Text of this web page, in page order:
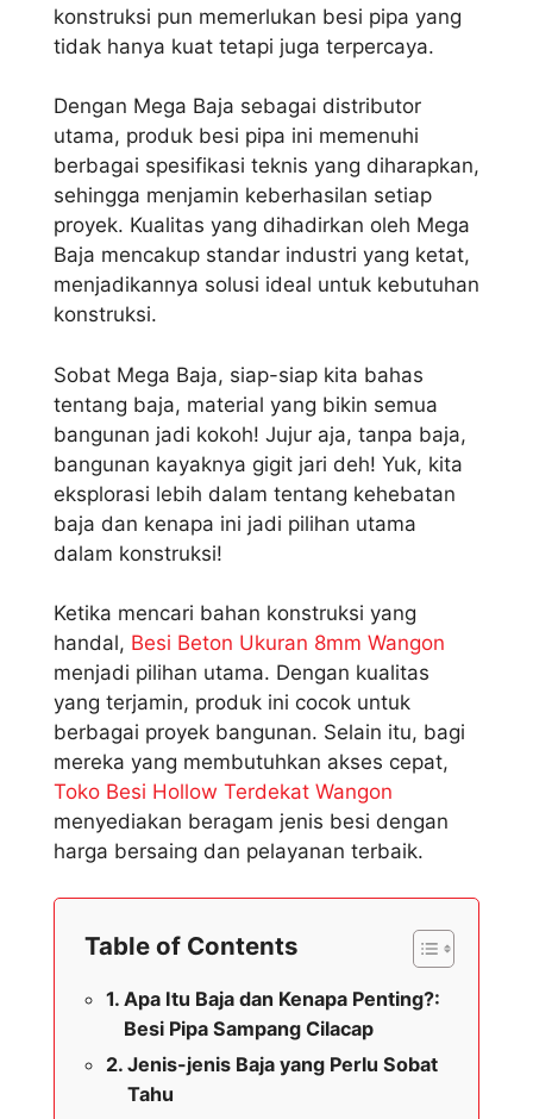
konstruksi pun memerlukan besi pipa yang
tidak hanya kuat tetapi juga terpercaya.
Dengan Mega Baja sebagai distributor
utama, produk besi pipa ini memenuhi
berbagai spesifikasi teknis yang diharapkan,
sehingga menjamin keberhasilan setiap
proyek. Kualitas yang dihadirkan oleh Mega
Baja mencakup standar industri yang ketat,
menjadikannya solusi ideal untuk kebutuhan
konstruksi.
Sobat Mega Baja, siap-siap kita bahas
tentang baja, material yang bikin semua
bangunan jadi kokoh! Jujur aja, tanpa baja,
bangunan kayaknya gigit jari deh! Yuk, kita
eksplorasi lebih dalam tentang kehebatan
baja dan kenapa ini jadi pilihan utama
dalam konstruksi!
Ketika mencari bahan konstruksi yang
handal, Besi Beton Ukuran 8mm Wangon
menjadi pilihan utama. Dengan kualitas
yang terjamin, produk ini cocok untuk
berbagai proyek bangunan. Selain itu, bagi
mereka yang membutuhkan akses cepat,
Toko Besi Hollow Terdekat Wangon
menyediakan beragam jenis besi dengan
harga bersaing dan pelayanan terbaik.
Table of Contents
Apa Itu Baja dan Kenapa Penting?:
Besi Pipa Sampang Cilacap
Jenis-jenis Baja yang Perlu Sobat
Tahu